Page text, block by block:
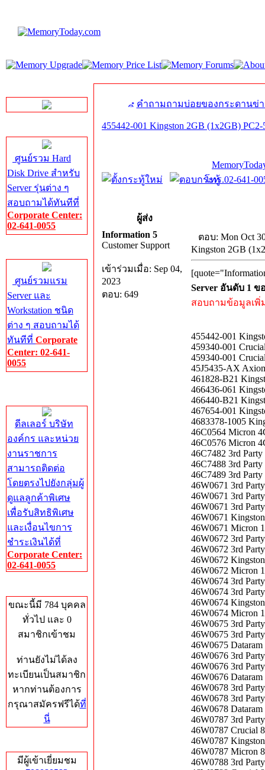
ศูนย์รวม Hard
Disk Drive สำหรับ
Server รุ่นต่าง ๆ
สอบถามได้ทันทีที่
Corporate Center:
02-641-0055
ศูนย์รวมแรม
Server และ
Workstation ชนิด
ต่าง ๆ สอบถามได้
ทันทีที่ Corporate
Center: 02-641-
0055
ดีลเลอร์ บริษัท
องค์กร และหน่วย
งานราชการ
สามารถติดต่อ
โดยตรงไปยังกลุ่มผู้
ดูแลลูกค้าพิเศษ
เพื่อรับสิทธิพิเศษ
และเงื่อนไขการ
ชำระเงินได้ที่
Corporate Center:
02-641-0055
ขณะนี้มี 784 บุคคล
ทั่วไป และ 0
สมาชิกเข้าชม
ท่านยังไม่ได้ลง
ทะเบียนเป็นสมาชิก
หากท่านต้องการ
กรุณาสมัครฟรีได้ที่
นี่
มีผู้เข้าเยี่ยมชม
คำถามถามบ่อยของกระดานข่
455442-001 Kingston 2GB (1x2GB)
โทร.02-641-
ผู้ส่ง
Information 5
Customer Support
เข้าร่วมเมื่อ: Sep 04,
2023
ตอบ: 649
ตอบ: Mon Oct
Kingston 2GB
Server อันดับ 1 ข
สอบถามข้อมูลเพิ่
455442-001
459340-001
459340-001
45J5435-AX
461828-B21
466436-061
466440-B21
467654-001
4683378-1005
46C0564 Micron
46C0576 Micron
46C7482 3rd
46C7488 3rd
46C7489 3rd
46W0671 3rd
46W0671 3rd
46W0671 3rd
46W0671
46W0671 Micron
46W0672 3rd
46W0672 3rd
46W0672
46W0672 Micron
46W0674 3rd
46W0674 3rd
46W0674
46W0674 Micron
46W0675 3rd
46W0675 3rd
46W0675
46W0676 3rd
46W0676 3rd
46W0676
46W0678 3rd
46W0678 3rd
46W0678
46W0787 3rd
46W0787 Crucial
46W0787
46W0787 Micron
46W0788 3rd